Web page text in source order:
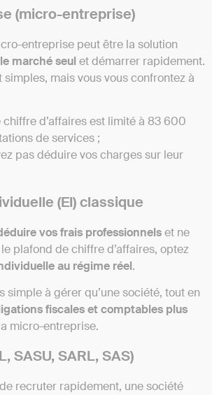
(micro-entreprise)
entreprise peut être la solution
marché seul et démarrer rapidement.
simples, mais vous vous confrontez à
d’affaires est limité à 83 600
de services ;
pas déduire vos charges sur leur
(EI) classique
vos frais professionnelset ne
plafond de chiffre d’affaires, optez
au régime réel.
simple à gérer qu’une société, tout en
fiscales et comptables plus
micro-entreprise.
SASU, SARL, SAS)
recruter rapidement, une société